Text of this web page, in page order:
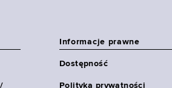
Informacje prawne
Dostępność
Polityka prywatności